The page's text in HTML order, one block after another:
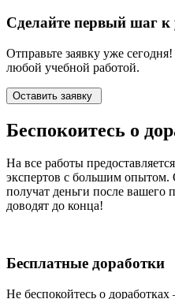
Сделайте первый шаг к
Отправьте заявку уже
любой учебной работой.
Оставить заявку
Беспокоитесь о
На все работы
экспертов с большим опытом.
получат деньги после вашего
доводят до конца!
Бесплатные доработки
Не беспокойтесь о